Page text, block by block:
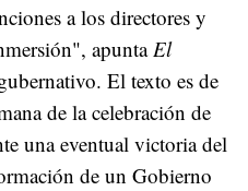
a los directores y
apuntaEl
El texto es de
de la celebración de
una eventual victoria del
de un Gobierno